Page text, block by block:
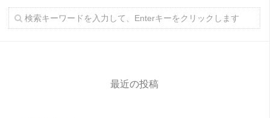
最近の投稿